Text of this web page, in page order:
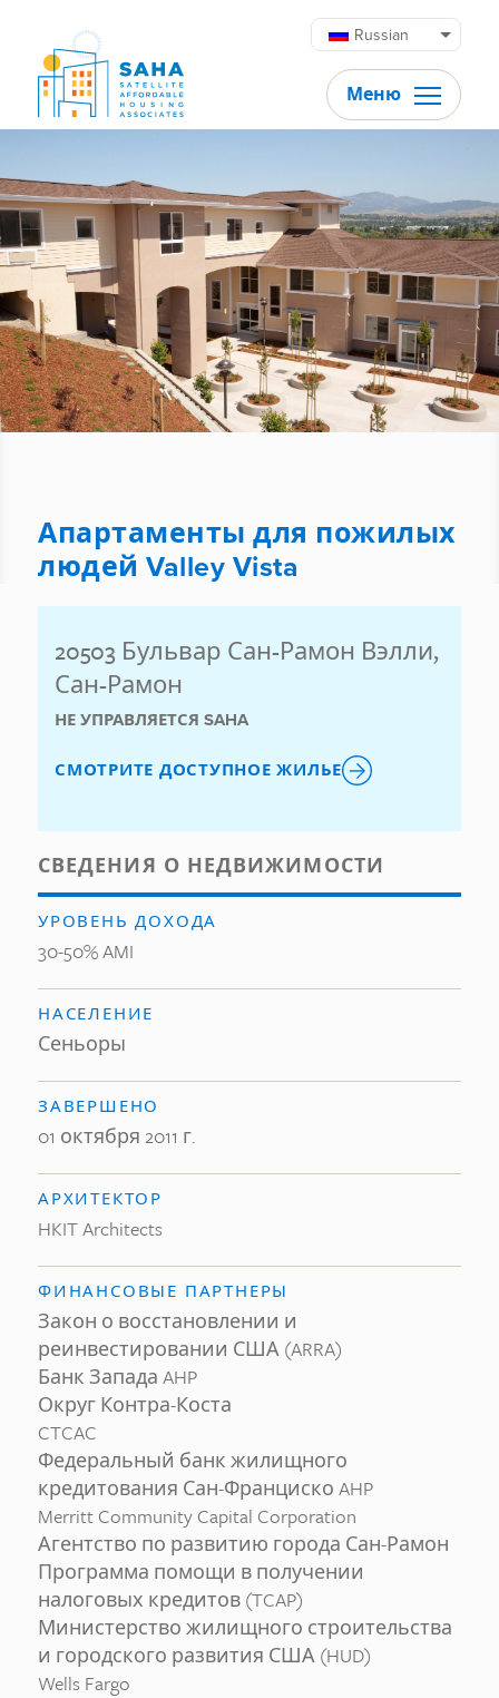
Russian
Меню
Апартаменты для пожилых
людей Valley Vista
20503 Бульвар Сан-Рамон Вэлли,
Сан-Рамон
НЕ УПРАВЛЯЕТСЯ SAHA
СМОТРИТЕ ДОСТУПНОЕ ЖИЛЬЕ
СВЕДЕНИЯ О НЕДВИЖИМОСТИ
УРОВЕНЬ ДОХОДА
30-50% AMI
НАСЕЛЕНИЕ
Сеньоры
ЗАВЕРШЕНО
01 октября 2011 г.
АРХИТЕКТОР
HKIT Architects
ФИНАНСОВЫЕ ПАРТНЕРЫ
Закон о восстановлении и
реинвестировании США (ARRA)
Банк Запада AHP
Округ Контра-Коста
CTCAC
Федеральный банк жилищного
кредитования Сан-Франциско AHP
Merritt Community Capital Corporation
Агентство по развитию города Сан-Рамон
Программа помощи в получении
налоговых кредитов (TCAP)
Министерство жилищного строительства
и городского развития США (HUD)
Wells Fargo